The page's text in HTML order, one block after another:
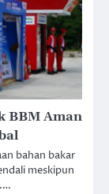
BBM Aman
bahan bakar
meskipun